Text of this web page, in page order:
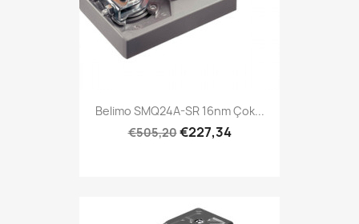
Belimo SMQ24A-SR 16nm Çok...
€505,20€227,34